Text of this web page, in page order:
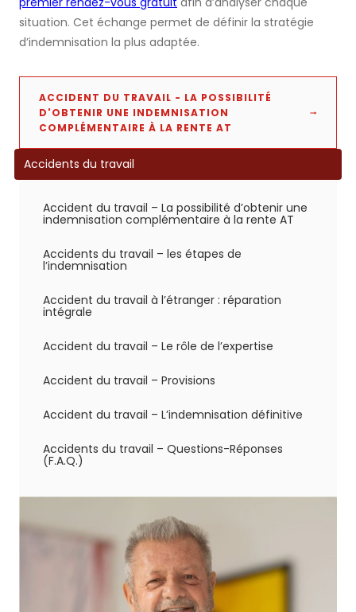
Accidents du travail
Accident du travail – La possibilité d’obtenir une
indemnisation complémentaire à la rente AT
Accidents du travail – les étapes de
l’indemnisation
Accident du travail à l’étranger : réparation
intégrale
Accident du travail – Le rôle de l’expertise
Accident du travail – Provisions
Accident du travail – L’indemnisation définitive
Accidents du travail – Questions-Réponses
(F.A.Q.)
situation. Cet échange permet de définir la stratégie
d’indemnisation la plus adaptée.
ACCIDENT DU TRAVAIL - LA POSSIBILITÉ
D'OBTENIR UNE INDEMNISATION
COMPLÉMENTAIRE À LA RENTE AT